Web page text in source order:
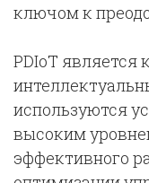
ключом к
PDIoT
используются
высоким
эффективного